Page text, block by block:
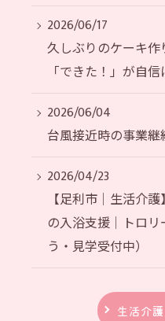
2026/06/17
久しぶりのケーキ
「できた！」が自
2026/06/04
台風接近時の事業
2026/04/23
【足利市｜生活介
の入浴支援｜トロ
う・見学受付中）
生活介